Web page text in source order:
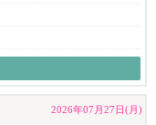
の節目をサポートす
く働きたい」という方
2026年07月27日(月)